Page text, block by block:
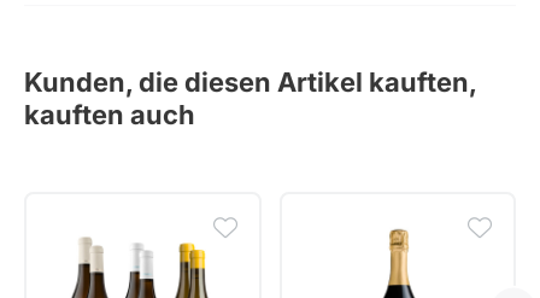
Kunden, die diesen Artikel kauften,
kauften auch